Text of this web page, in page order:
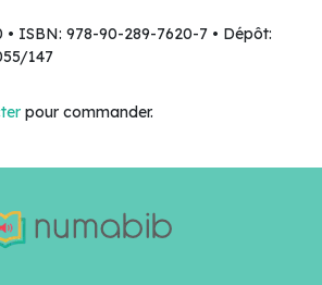
• ISBN: 978-90-289-7620-7 • Dépôt:
147
pour commander.